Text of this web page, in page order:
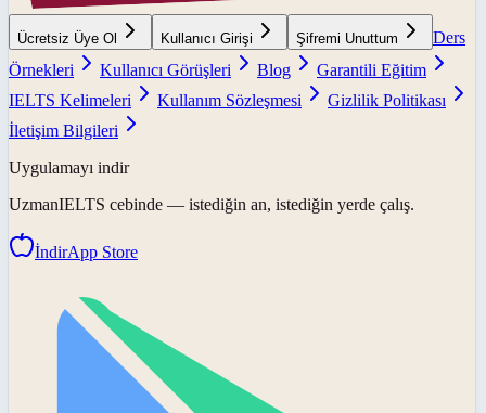
Ücretsiz Üye Ol Kullanıcı Girişi Şifremi Unuttum
Ders
Örnekleri
Kullanıcı Görüşleri Blog
Garantili Eğitim
IELTS Kelimeleri
Kullanım Sözleşmesi
Gizlilik Politikası
İletişim Bilgileri
Uygulamayı indir
UzmanIELTS cebinde — istediğin an, istediğin yerde çalış.
İndirApp Store